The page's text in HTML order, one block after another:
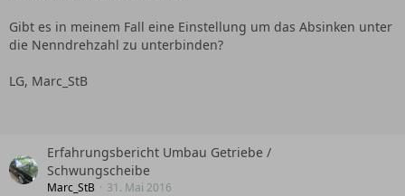
Gibt es in meinem Fall eine Einstellung um das Absinken unter
die Nenndrehzahl zu unterbinden?
LG, Marc_StB
Erfahrungsbericht Umbau Getriebe /
Schwungscheibe
Marc_StB 31. Mai 2016